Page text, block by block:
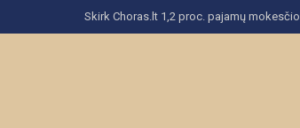
Skirk Choras.lt 1,2 proc. pajamų mokesčio